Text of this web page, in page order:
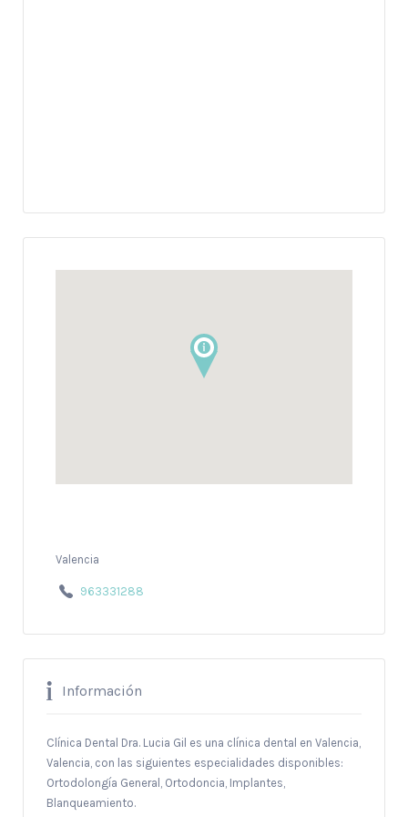
Valencia
963331288
Información
Clínica Dental Dra. Lucia Gil es una clínica dental en Valencia,
Valencia, con las siguientes especialidades disponibles:
Ortodolongía General, Ortodoncia, Implantes,
Blanqueamiento.